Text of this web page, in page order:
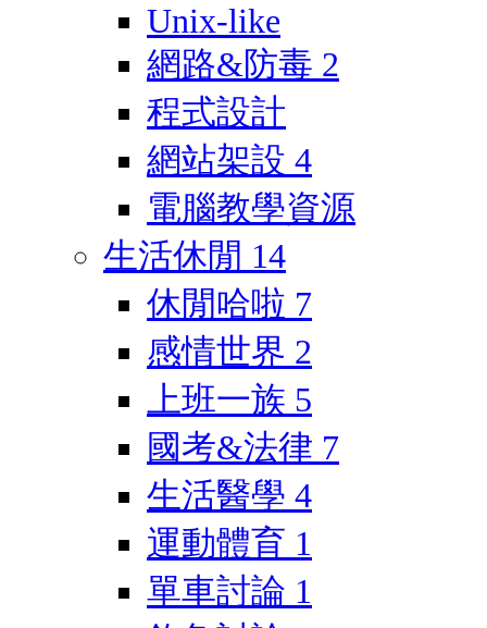
Unix-like
網路&防毒 2
程式設計
網站架設 4
電腦教學資源
生活休閒 14
休閒哈啦 7
感情世界 2
上班一族 5
國考&法律 7
生活醫學 4
運動體育 1
單車討論 1